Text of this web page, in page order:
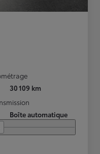
30 109 km
Boîte automatique